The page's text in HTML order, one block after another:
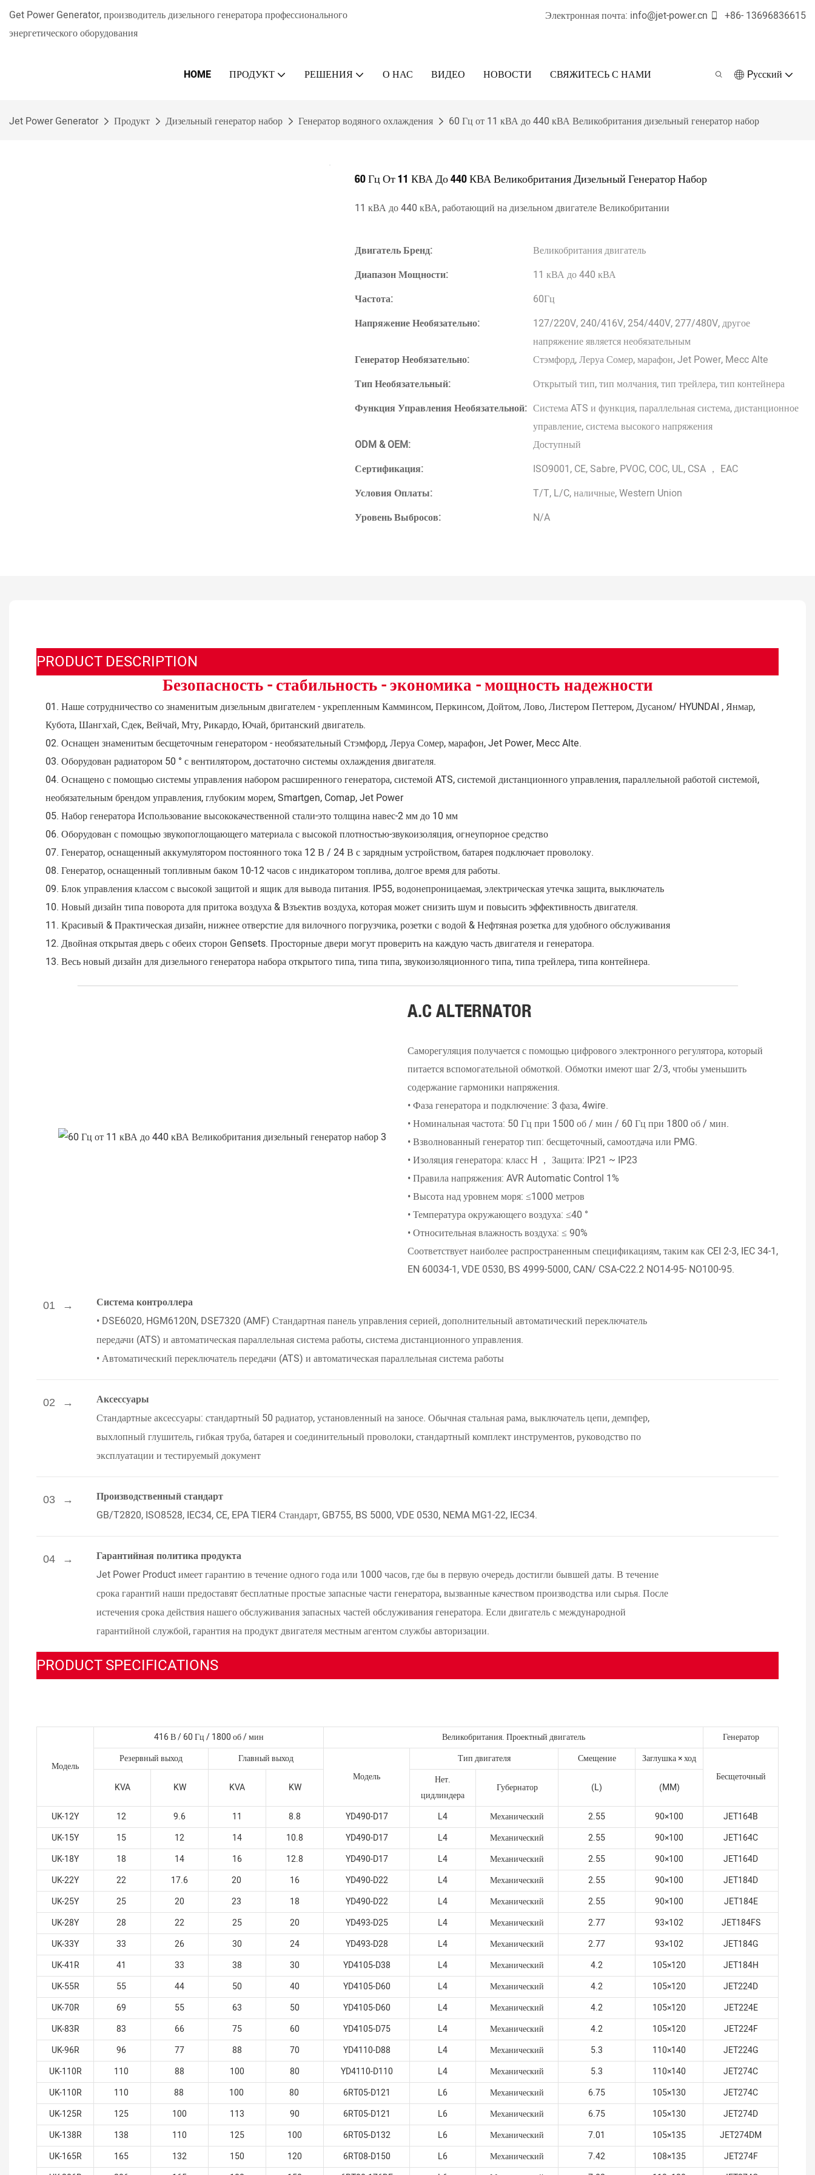
Get Power Generator, производитель дизельного генератора профессионального
энергетического оборудования
Электронная почта: info@jet-power.cn +86- 13696836615
HOME ПРОДУКТ РЕШЕНИЯ О НАС ВИДЕО НОВОСТИ СВЯЖИТЕСЬ С НАМИ Pусский
Jet Power Generator Продукт Дизельный генератор набор Генератор водяного охлаждения 60 Гц от 11 кВА до 440 кВА Великобритания дизельный генератор набор
60 Гц От 11 КВА До 440 КВА Великобритания Дизельный Генератор Набор
11 кВА до 440 кВА, работающий на дизельном двигателе Великобритании
Двигатель Бренд:
Великобритания двигатель
Диапазон Мощности:
11 кВА до 440 кВА
Частота:
60Гц
Напряжение Необязательно:
127/220V, 240/416V, 254/440V, 277/480V, другое
напряжение является необязательным
Генератор Необязательно:
Стэмфорд, Леруа Сомер, марафон, Jet Power, Mecc Alte
Тип Необязательный:
Открытый тип, тип молчания, тип трейлера, тип контейнера
Функция Управления Необязательной: Система ATS и функция, параллельная система, дистанционное
управление, система высокого напряжения
ODM & OEM:
Доступный
Сертификация:
ISO9001, CE, Sabre, PVOC, COC, UL, CSA ， EAC
Условия Оплаты:
T/T, L/C, наличные, Western Union
Уровень Выбросов:
N/A
PRODUCT DESCRIPTION
Безопасность - стабильность - экономика - мощность надежности
01. Наше сотрудничество со знаменитым дизельным двигателем - укрепленным Камминсом, Перкинсом, Дойтом, Лово, Листером Петтером, Дусаном/ HYUNDAI , Янмар,
Кубота, Шангхай, Сдек, Вейчай, Мту, Рикардо, Ючай, британский двигатель.
02. Оснащен знаменитым бесщеточным генератором - необязательный Стэмфорд, Леруа Сомер, марафон, Jet Power, Mecc Alte.
03. Оборудован радиатором 50 ° с вентилятором, достаточно системы охлаждения двигателя.
04. Оснащено с помощью системы управления набором расширенного генератора, системой ATS, системой дистанционного управления, параллельной работой системой,
необязательным брендом управления, глубоким морем, Smartgen, Comap, Jet Power
05. Набор генератора Использование высококачественной стали-это толщина навес-2 мм до 10 мм
06. Оборудован с помощью звукопоглощающего материала с высокой плотностью-звукоизоляция, огнеупорное средство
07. Генератор, оснащенный аккумулятором постоянного тока 12 В / 24 В с зарядным устройством, батарея подключает проволоку.
08. Генератор, оснащенный топливным баком 10-12 часов с индикатором топлива, долгое время для работы.
09. Блок управления классом с высокой защитой и ящик для вывода питания. IP55, водонепроницаемая, электрическая утечка защита, выключатель
10. Новый дизайн типа поворота для притока воздуха & Взъектив воздуха, которая может снизить шум и повысить эффективность двигателя.
11. Красивый & Практическая дизайн, нижнее отверстие для вилочного погрузчика, розетки с водой & Нефтяная розетка для удобного обслуживания
12. Двойная открытая дверь с обеих сторон Gensets. Просторные двери могут проверить на каждую часть двигателя и генератора.
13. Весь новый дизайн для дизельного генератора набора открытого типа, типа типа, звукоизоляционного типа, типа трейлера, типа контейнера.
A.C ALTERNATOR
Саморегуляция получается с помощью цифрового электронного регулятора, который
питается вспомогательной обмоткой. Обмотки имеют шаг 2/3, чтобы уменьшить
содержание гармоники напряжения.
• Фаза генератора и подключение: 3 фаза, 4wire.
• Номинальная частота: 50 Гц при 1500 об / мин / 60 Гц при 1800 об / мин.
• Взволнованный генератор тип: бесщеточный, самоотдача или PMG.
• Изоляция генератора: класс H ， Защита: IP21 ~ IP23
• Правила напряжения: AVR Automatic Control 1%
• Высота над уровнем моря: ≤1000 метров
• Температура окружающего воздуха: ≤40 °
• Относительная влажность воздуха: ≤ 90%
Соответствует наиболее распространенным спецификациям, таким как CEI 2-3, IEC 34-1,
EN 60034-1, VDE 0530, BS 4999-5000, CAN/ CSA-C22.2 NO14-95- NO100-95.
01
Система контроллера
• DSE6020, HGM6120N, DSE7320 (AMF) Стандартная панель управления серией, дополнительный автоматический переключатель
передачи (ATS) и автоматическая параллельная система работы, система дистанционного управления.
•Автоматический переключатель передачи (ATS) и автоматическая параллельная система работы
02
Аксессуары
Стандартные аксессуары: стандартный 50 радиатор, установленный на заносе. Обычная стальная рама, выключатель цепи, демпфер,
выхлопный глушитель, гибкая труба, батарея и соединительный проволоки, стандартный комплект инструментов, руководство по
эксплуатации и тестируемый документ
03
Производственный стандарт
GB/T2820, ISO8528, IEC34, CE, EPA TIER4 Стандарт, GB755, BS 5000, VDE 0530, NEMA MG1-22, IEC34.
04
Гарантийная политика продукта
Jet Power Product имеет гарантию в течение одного года или 1000 часов, где бы в первую очередь достигли бывшей даты. В течение
срока гарантий наши предоставят бесплатные простые запасные части генератора, вызванные качеством производства или сырья. После
истечения срока действия нашего обслуживания запасных частей обслуживания генератора. Если двигатель с международной
гарантийной службой, гарантия на продукт двигателя местным агентом службы авторизации.
PRODUCT SPECIFICATIONS
Модель
416 В / 60 Гц / 1800 об / мин Великобритания. Проектный двигатель
Генератор
Резервный выход
Главный выход
Модель
Тип двигателя Смещение
Заглушка × ход
Бесщеточный
KVA
KW KVA KW
Нет.
цидлиндера
Губернатор (L) (MM)
UK-12Y 12 9.6 11 8.8 YD490-D17 L4 Механический 2.55 90×100
JET164B
UK-15Y
15 12 14 10.8 YD490-D17 L4 Механический 2.55 90×100
JET164C
UK-18Y
18 14 16 12.8 YD490-D17 L4 Механический 2.55 90×100
JET164D
UK-22Y
22 17.6 20 16 YD490-D22 L4 Механический 2.55 90×100
JET184D
UK-25Y
25 20 23 18 YD490-D22 L4 Механический 2.55 90×100
JET184E
UK-28Y
28 22 25 20 YD493-D25 L4 Механический 2.77 93×102
JET184FS
UK-33Y
33 26 30 24 YD493-D28 L4 Механический 2.77 93×102
JET184G
UK-41R
41 33 38 30 YD4105-D38 L4 Механический 4.2 105×120
JET184H
UK-55R
55 44 50 40 YD4105-D60 L4 Механический 4.2 105×120
JET224D
UK-70R
69 55 63 50 YD4105-D60 L4 Механический 4.2 105×120
JET224E
UK-83R
83 66 75 60 YD4105-D75 L4 Механический 4.2 105×120
JET224F
UK-96R
96 77 88 70 YD4110-D88 L4 Механический 5.3 110×140
JET224G
UK-110R
110 88 100 80 YD4110-D110 L4 Механический 5.3 110×140
JET274C
UK-110R
110 88 100 80 6RT05-D121 L6 Механический 6.75 105×130
JET274C
UK-125R
125 100 113 90 6RT05-D121 L6 Механический 6.75 105×130
JET274D
UK-138R
138 110 125 100 6RT05-D132 L6 Механический 7.01 105×135
JET274DM
UK-165R
165 132 150 120 6RT08-D150 L6 Механический 7.42 108×135
JET274F